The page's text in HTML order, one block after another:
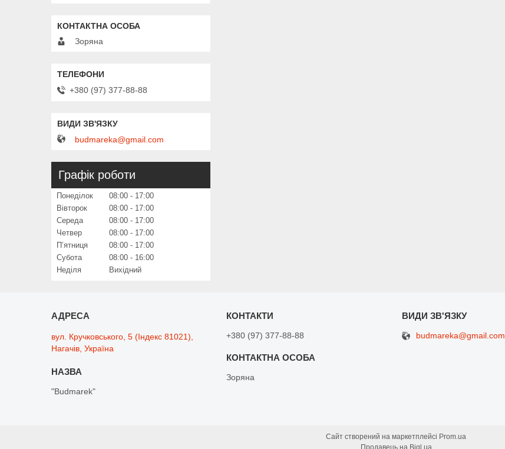
Зоряна
+380 (97) 377-88-88
budmareka@gmail.com
Графік роботи
Понеділок 08:00
17:00
Вівторок
08:00
17:00
Середа
08:00
17:00
Четвер
08:00
17:00
Пʼятниця
08:00
17:00
Субота
08:00
16:00
Неділя
Вихідний
вул. Кручковського, 5 (Індекс 81021),
Нагачів, Україна
"Budmarek"
+380 (97) 377-88-88
Зоряна
budmareka@gmail.com
Сайт створений на маркетплейсі Prom.ua